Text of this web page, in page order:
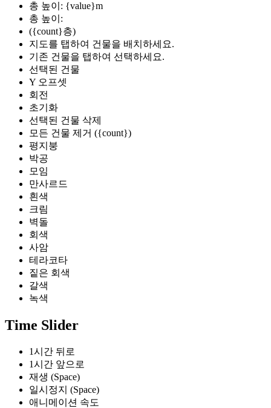
총 높이: {value}m
총 높이:
({count}층)
지도를 탭하여 건물을 배치하세요.
기존 건물을 탭하여 선택하세요.
선택된 건물
Y 오프셋
회전
초기화
선택된 건물 삭제
모든 건물 제거 ({count})
평지붕
박공
모임
만사르드
흰색
크림
벽돌
회색
사암
테라코타
짙은 회색
갈색
녹색
Time Slider
1시간 뒤로
1시간 앞으로
재생 (Space)
일시정지 (Space)
애니메이션 속도